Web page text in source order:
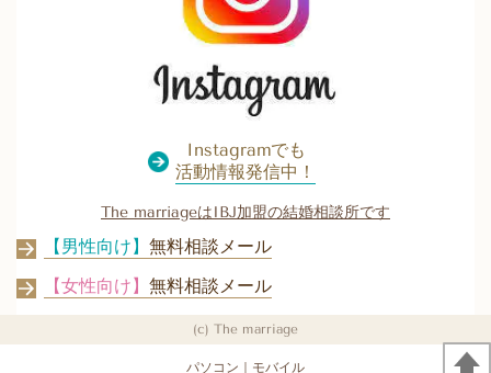
Instagramでも
活動情報発信中！
The marriageはIBJ加盟の結婚相談所です
【男性向け】 無料相談メール
【女性向け】 無料相談メール
(c) The marriage
パソコン ｜モバイル